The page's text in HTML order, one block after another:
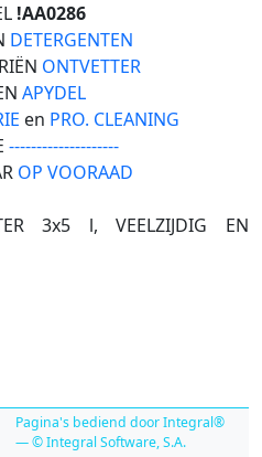
!AA0286
DETERGENTEN
ONTVETTER
APYDEL
en PRO. CLEANING
--------------------
OP VOORAAD
3x5 l, VEELZIJDIG EN
Pagina's bediend door Integral®
— © Integral Software, S.A.